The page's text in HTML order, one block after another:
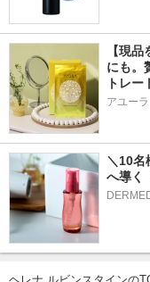
【現
にも。
トレー
アユーラ
＼10名
へ導く